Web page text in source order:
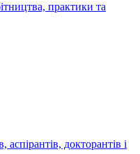
практики та
аспірантів, докторантів і